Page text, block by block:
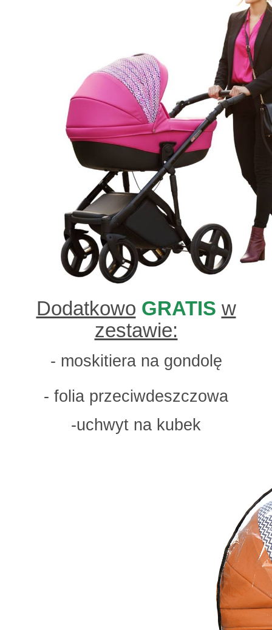
Dodatkowo GRATIS w
zestawie:
- moskitiera na gondolę
- folia przeciwdeszczowa
-uchwyt na kubek